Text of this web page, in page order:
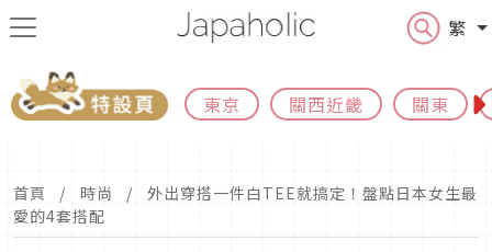
繁
東京 關西近畿 關東
首頁 時尚
外出穿搭一件白TEE就搞定！盤點日本女生最
愛的4套搭配